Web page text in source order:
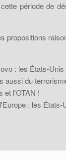
période de
propositions
: les États-Unis
du
et l'OTAN !
: les